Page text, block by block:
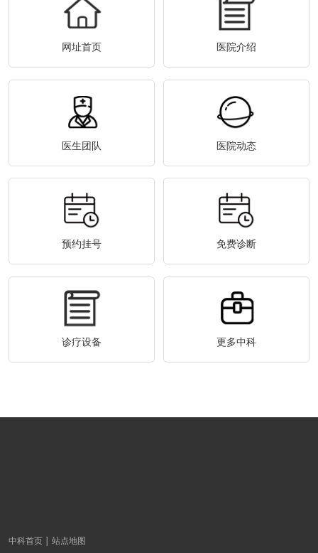
网址首页 医院介绍
医生团队 医院动态
预约挂号 免费诊断
诊疗设备 更多中科
中科首页 站点地图